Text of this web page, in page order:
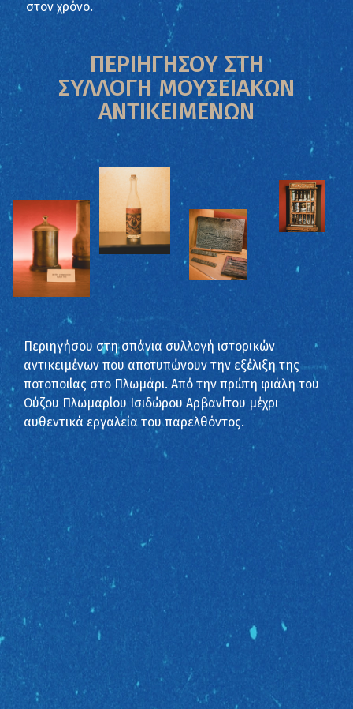
στον χρόνο.
ΠΕΡΙΗΓΗΣΟΥ ΣΤΗ
ΣΥΛΛΟΓΗ ΜΟΥΣΕΙΑΚΩΝ
ΑΝΤΙΚΕΙΜΕΝΩΝ
Περιηγήσου στη σπάνια συλλογή ιστορικών
αντικειμένων που αποτυπώνουν την εξέλιξη της
ποτοποιίας στο Πλωμάρι. Από την πρώτη φιάλη του
Ούζου Πλωμαρίου Ισιδώρου Αρβανίτου μέχρι
αυθεντικά εργαλεία του παρελθόντος.